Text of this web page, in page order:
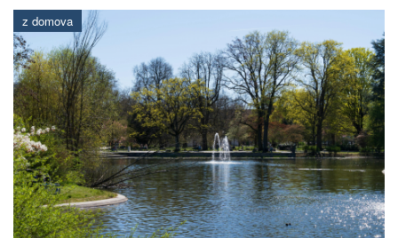
z domova